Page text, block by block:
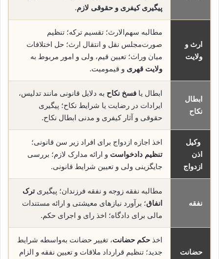
پیگیری کیفری و حقوقی لازم.
ارث و
ولایت
مطالبه سهم‌الارث؛ تقسیم ترکه؛ تنظیم
صورت‌مجلس نقل و انتقال ارث؛ حل اختلافات
میان وراث؛ تعیین قیم، ولی و امور مربوط به
ولایت قهری و قیمومیت.
ابطال
نکاح
ابطال یا فسخ نکاح به دلایل قانونی مانند تدلیس،
ایرادات در رضایت یا شرایط نکاح؛ پیگیری
حقوقی و آثار کیفری و مدنی ابطال نکاح.
وکیل
اذن
ازدواج
اخذ اجازه ازدواج برای افراد زیر سن قانونی؛
تنظیم دادخواست و ارائه مدارک لازم؛ بررسی
جایگزینی ولی و تعیین شرایط قانونی.
نفقه
مطالبه نفقه زوجه و نفقه فرزندان؛ پیگیریترک
انفاق؛ برآورد نیازهای معیشتی و ارائه مستندات
مالی برای دادگاه؛ اخذ رای و اجرای حکم.
حضانت
اخذ حکم حضانت، تغییر حضانت به‌واسطه شرایط
جدید؛ تنظیم قرارداد ملاقات و تعیین نفقه و الزام